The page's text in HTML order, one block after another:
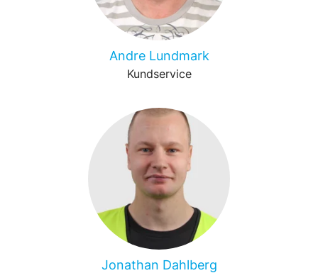
Andre Lundmark
Kundservice
Jonathan Dahlberg